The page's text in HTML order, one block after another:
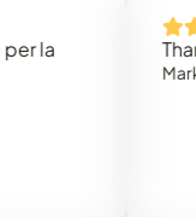
Thank
Mark N.